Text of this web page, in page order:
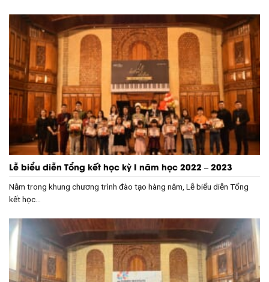
Lễ biểu diễn Tổng kết học kỳ I năm học 2022 – 2023
Nằm trong khung chương trình đào tạo hàng năm, Lễ biểu diễn Tổng
kết học...